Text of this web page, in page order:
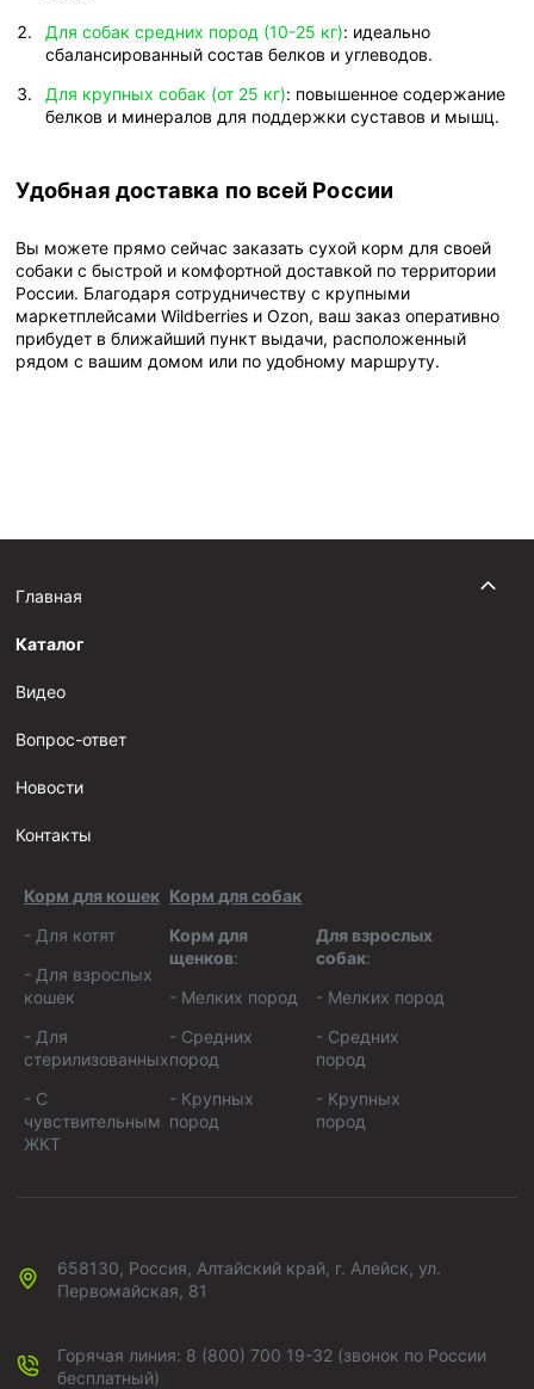
Для собак средних пород (10-25 кг): идеально
сбалансированный состав белков и углеводов.
Для крупных собак (от 25 кг): повышенное содержание
белков и минералов для поддержки суставов и мышц.
Удобная доставка по всей России
Вы можете прямо сейчас заказать сухой корм для своей
собаки с быстрой и комфортной доставкой по территории
России. Благодаря сотрудничеству с крупными
маркетплейсами Wildberries и Ozon, ваш заказ оперативно
прибудет в ближайший пункт выдачи, расположенный
рядом с вашим домом или по удобному маршруту.
Главная
Каталог
Видео
Вопрос-ответ
Новости
Контакты
Корм для кошек
- Для котят
- Для взрослых
кошек
- Для
стерилизованных
- С
чувствительным
ЖКТ
Корм для собак
Корм для
щенков:
- Мелких пород
- Средних
пород
- Крупных
пород
Для взрослых
собак:
- Мелких пород
- Средних
пород
- Крупных
пород
658130, Россия, Алтайский край, г. Алейск, ул.
Первомайская, 81
Горячая линия: 8 (800) 700 19-32 (звонок по России
бесплатный)